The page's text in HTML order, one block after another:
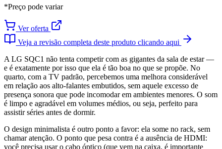
*Preço pode variar
Ver oferta
Veja a revisão completa deste produto clicando aqui
A LG SQC1 não tenta competir com as gigantes da sala de estar —
e é exatamente por isso que ela é tão boa no que se propõe. No
quarto, com a TV padrão, percebemos uma melhora considerável
em relação aos alto-falantes embutidos, sem aquele excesso de
presença sonora que pode incomodar em ambientes menores. O som
é limpo e agradável em volumes médios, ou seja, perfeito para
assistir séries antes de dormir.
O design minimalista é outro ponto a favor: ela some no rack, sem
chamar atenção. O ponto que pesa contra é a ausência de HDMI:
você precisa usar o cabo óptico (que vem na caixa, é importante